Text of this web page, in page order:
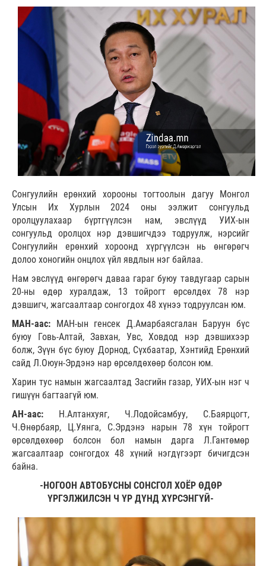
Сонгуулийн ерөнхий хорооны тогтоолын дагуу Монгол
Улсын Их Хурлын 2024 оны ээлжит сонгуульд
оролцуулахаар бүртгүүлсэн нам, эвслүүд УИХ-ын
сонгуульд оролцох нэр дэвшигчдээ тодруулж, нэрсийг
Сонгуулийн ерөнхий хороонд хүргүүлсэн нь өнгөрөгч
долоо хоногийн онцлох үйл явдлын нэг байлаа.
Нам эвслүүд өнгөрөгч даваа гараг буюу тавдугаар сарын
20-ны өдөр хуралдаж, 13 тойрогт өрсөлдөх 78 нэр
дэвшигч, жагсаалтаар сонгогдох 48 хүнээ тодруулсан юм.
МАН-аас: МАН-ын генсек Д.Амарбаясгалан Баруун бүс
буюу Говь-Алтай, Завхан, Увс, Ховдод нэр дэвшихээр
болж, Зүүн бүс буюу Дорнод, Сүхбаатар, Хэнтийд Ерөнхий
сайд Л.Оюун-Эрдэнэ нар өрсөлдөхөөр болсон юм.
Харин тус намын жагсаалтад Засгийн газар, УИХ-ын нэг ч
гишүүн багтаагүй юм.
АН-аас: Н.Алтанхуяг, Ч.Лодойсамбуу, С.Баярцогт,
Ч.Өнөрбаяр, Ц.Уянга, С.Эрдэнэ нарын 78 хүн тойрогт
өрсөлдөхөөр болсон бол намын дарга Л.Гантөмөр
жагсаалтаар сонгогдох 48 хүний нэгдүгээрт бичигдсэн
байна.
-НОГООН АВТОБУСНЫ СОНСГОЛ ХОЁР ӨДӨР
ҮРГЭЛЖИЛСЭН Ч ҮР ДҮНД ХҮРСЭНГҮЙ-